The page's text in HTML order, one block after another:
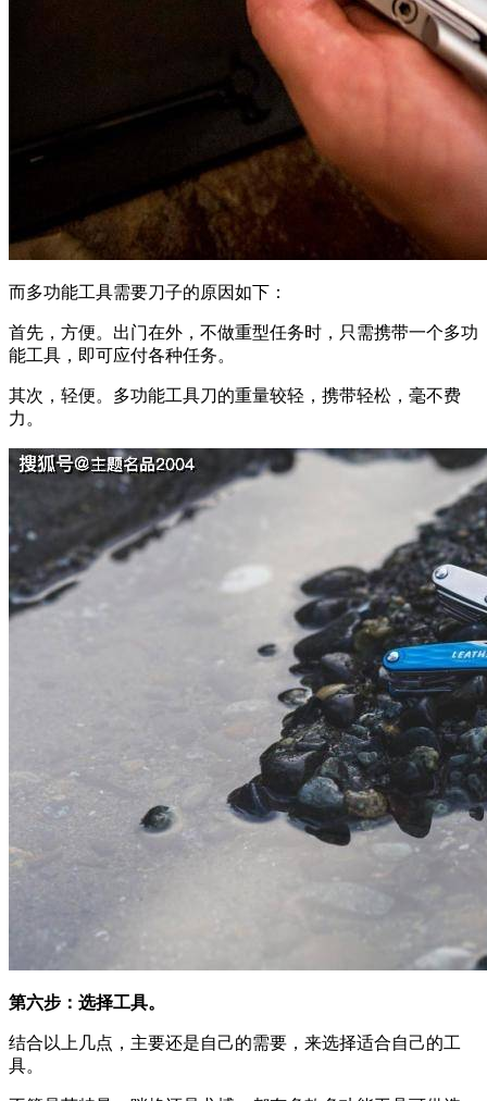
而多功能工具需要刀子的原因如下：
首先，方便。出门在外，不做重型任务时，只需携带一个多功
能工具，即可应付各种任务。
其次，轻便。多功能工具刀的重量较轻，携带轻松，毫不费
力。
第六步：选择工具。
结合以上几点，主要还是自己的需要，来选择适合自己的工
具。